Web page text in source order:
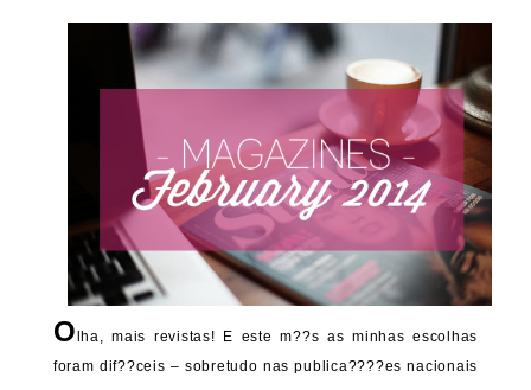
O lha, mais revistas! E este m??s as minhas escolhas
foram dif??ceis – sobretudo nas publica????es nacionais